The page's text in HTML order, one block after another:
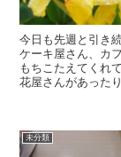
今日も先週と引き
ケーキ屋さん、カ
もちこたえてくれ
花屋さんがあった
未分類